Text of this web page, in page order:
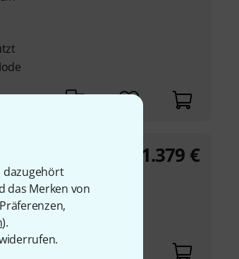
dazugehört
das Merken von
).
1.379 €